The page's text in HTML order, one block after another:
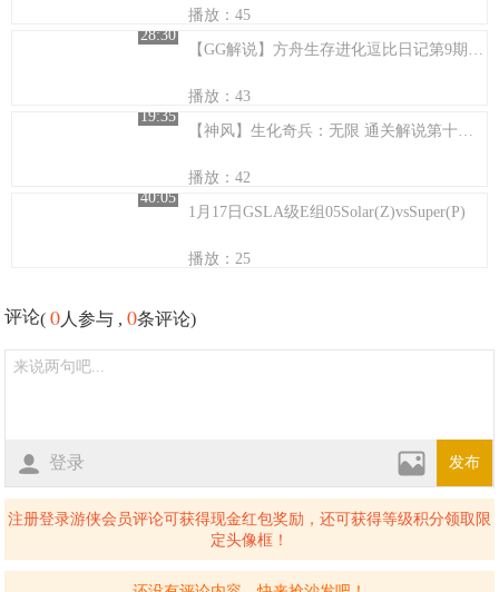
播放：45
28:30
【GG解说】方舟生存进化逗比日记第9期海湾巡逻队出发去打猎
播放：43
19:35
【神风】生化奇兵：无限 通关解说第十一期
播放：42
40:05
1月17日GSLA级E组05Solar(Z)vsSuper(P)
播放：25
评论(0 人参与 ,0条评论)
登录 发布
注册登录游侠会员评论可获得现金红包奖励，还可获得等级积分领取限
定头像框！